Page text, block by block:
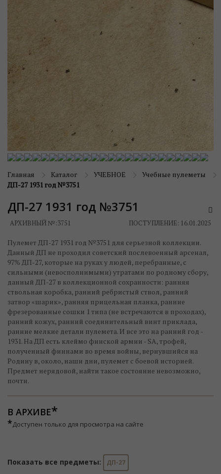
Главная Каталог УЧЕБНОЕ
Учебные пулеметы
ДП-27 1931 год №3751
ДП-27 1931 год №3751
АРХИВНЫЙ №:3751 ПОСТУПЛЕНИЕ: 16.01.2025
Пулемет ДП-27 1931 год №3751 для серьезной коллекции.
Данный ДП не проходил советский послевоенный арсенал,
97% ДП-27, которые на руках у людей, перебранные, с
сильными (невосполнимыми) утратами по родному сбору,
данный ДП-27 в коллекционной сохранности: ранняя
ствольная коробка, ранний ребристый ствол, ранний
затвор «шарик», ранняя прицельная планка, ранние
фрезерованные сошки 1 типа (не встречаются в проходах),
ранний кожух, ранний соединительный винт приклада,
ранние мелкие детали пулемета. И все это на ранний год -
1931. На ДП есть клеймо финской армии - SA, трофей,
полученный финнами во время войны, вернувшийся на
Родину в, около, наши дни, пулемет с боевой историей.
Предмет нерядовой, найти такое состояние невозможно,
почти.
В АРХИВЕ
*Доступен только для просмотра на сайте
Показать все предметы: ДП-27